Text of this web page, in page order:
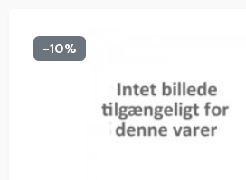
-10%